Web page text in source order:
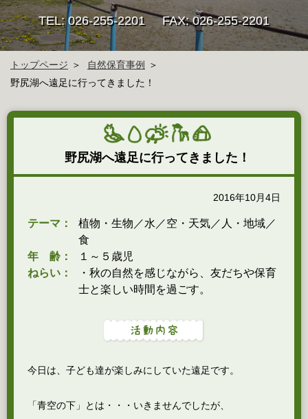
TEL: 026-255-2201 FAX: 026-255-2201
トップページ
自然保育事例
野尻湖へ遠足に行ってきました！
野尻湖へ遠足に行ってきました！
2016年10月4日
テーマ：
植物・生物／水／空・天気／人・地域／
食
年 齢：
１～５歳児
ねらい：
・秋の自然を感じながら、友だちや保育
士と楽しい時間を過ごす。
今日は、子ども達が楽しみにしていた遠足です。
「青空の下」とは・・・いきませんでしたが、